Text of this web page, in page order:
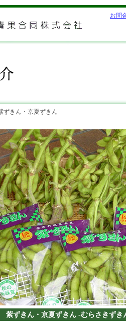
お問
きん・京夏ずきん
紫ずきん・京夏ずきん -むらさきずき